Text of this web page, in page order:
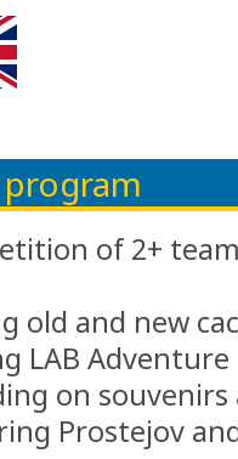
of 2+
old and new
LAB Adventure
on souvenirs
Prostejov